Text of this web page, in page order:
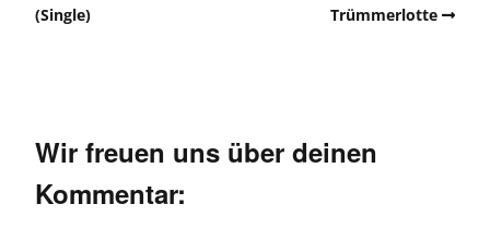
(Single)
Trümmerlotte
Wir freuen uns über deinen
Kommentar: